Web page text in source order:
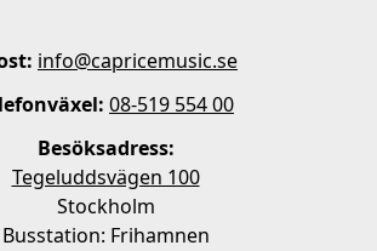
info@capricemusic.se
08-519 554 00
Besöksadress:
Tegeluddsvägen 100
Stockholm
Busstation: Frihamnen